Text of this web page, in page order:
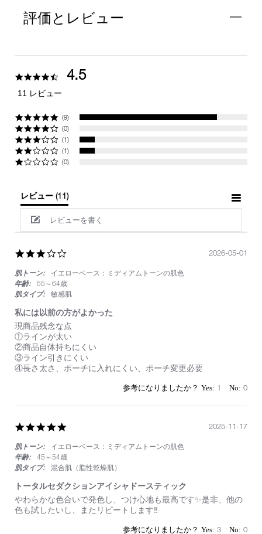
評価とレビュー
4.5
rating
4.5
11 レビュー
(9)
(0)
(1)
(1)
(0)
レビュー (11)
レビューを書く
rating
肌トーン:
イエローベース：ミディアムトーンの肌色
年齢:
55～64歳
肌タイプ:
敏感肌
私には以前の方がよかった
Review
by
on
1
May
2026
review
stating
私
に
は
以
方
よ
か
っ
た
現商品残念な点
①ラインが太い
②商品自体持ちにくい
③ライン引きにくい
④長さ太さ、ポーチに入れにくい、ポーチ変更必要
2026-05-01
1 0
rating
肌トーン:
イエローベース：ミディアムトーンの肌色
年齢:
45～54歳
肌タイプ:
混合肌（脂性乾燥肌）
トータルセダクションアイシャドースティック
Review
by
review
stating
やわらかな色合いで発色し、つけ心地も最高です✨是非、他の
色も試したいし、またリピートします‼️
2025-11-17
3 0